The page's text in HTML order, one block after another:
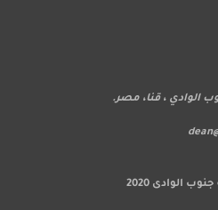
الوادي ، قنا، مصر.
الوادى 2020